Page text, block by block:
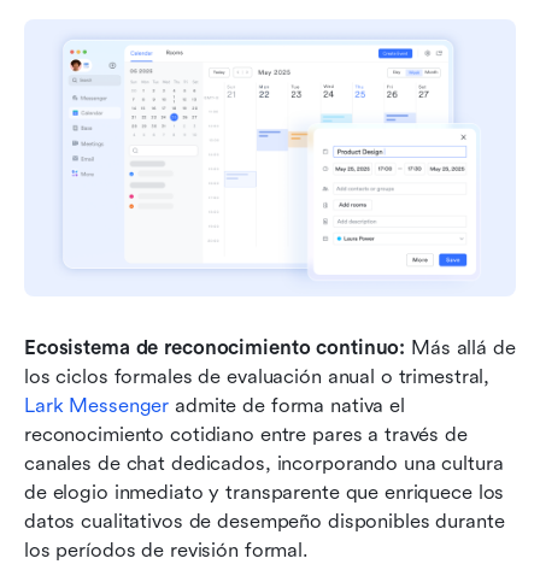
Ecosistema de reconocimiento continuo: Más allá de
Lark Messenger admite de forma nativa el
reconocimiento cotidiano entre pares a través de
canales de chat dedicados, incorporando una cultura
de elogio inmediato y transparente que enriquece los
datos cualitativos de desempeño disponibles durante
los períodos de revisión formal.